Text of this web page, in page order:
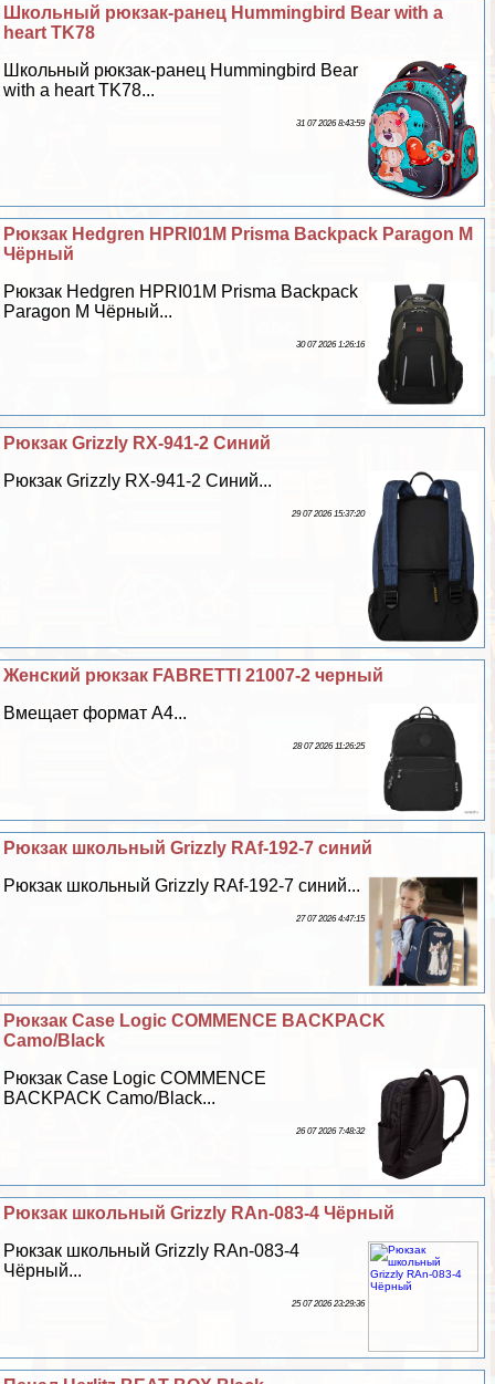
Школьный рюкзак-ранец Hummingbird Bear with a
heart TK78
Школьный рюкзак-ранец Hummingbird Bear
with a heart TK78...
31 07 2026 8:43:59
Рюкзак Hedgren HPRI01M Prisma Backpack Paragon M
Чёрный
Рюкзак Hedgren HPRI01M Prisma Backpack
Paragon M Чёрный...
30 07 2026 1:26:16
Рюкзак Grizzly RX-941-2 Синий
Рюкзак Grizzly RX-941-2 Синий...
29 07 2026 15:37:20
Женский рюкзак FABRETTI 21007-2 черный
Вмещает формат А4...
28 07 2026 11:26:25
Рюкзак школьный Grizzly RAf-192-7 синий
Рюкзак школьный Grizzly RAf-192-7 синий...
27 07 2026 4:47:15
Рюкзак Case Logic COMMENCE BACKPACK
Camo/Black
Рюкзак Case Logic COMMENCE
BACKPACK Camo/Black...
26 07 2026 7:48:32
Рюкзак школьный Grizzly RAn-083-4 Чёрный
Рюкзак школьный Grizzly RAn-083-4
Чёрный...
25 07 2026 23:29:36